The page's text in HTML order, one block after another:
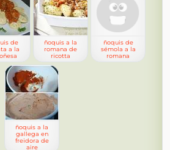
de
a la
ñoquis a la
romana de
ricotta
ñoquis de
sémola a la
romana
ñoquis a la
gallega en
freidora de
aire